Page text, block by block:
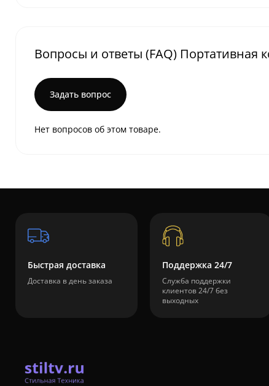
Вопросы и ответы (FAQ) Портативная
Задать вопрос
Нет вопросов об этом товаре.
Быстрая доставка
Доставка в день заказа
Поддержка 24/7
Служба поддержки
клиентов 24/7 без
выходных